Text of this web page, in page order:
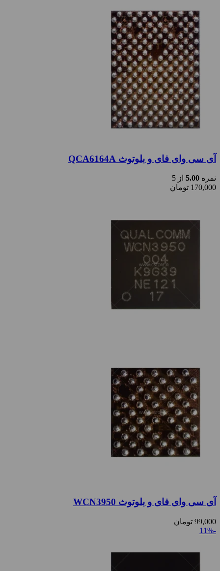
آی سی وای فای و بلوتوث QCA6164A
نمره 5.00 از 5
170,000 تومان
آی سی وای فای و بلوتوث WCN3950
99,000 تومان
-11%